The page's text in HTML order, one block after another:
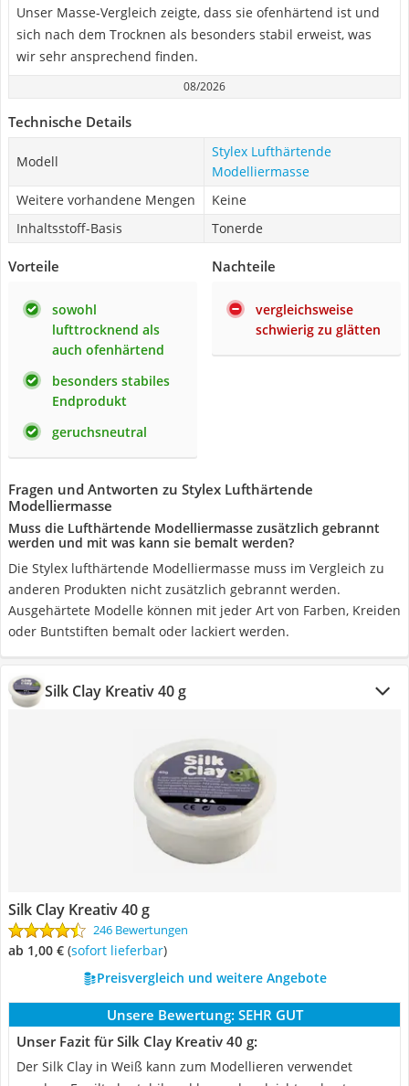
Unser Masse-Vergleich zeigte, dass sie ofenhärtend ist und
sich nach dem Trocknen als besonders stabil erweist, was
wir sehr ansprechend finden.
08/2026
Technische Details
Modell
Stylex Lufthärtende
Modelliermasse
Weitere vorhandene Mengen
Keine
Inhaltsstoff-Basis
Tonerde
Vorteile
sowohl
lufttrocknend als
auch ofenhärtend
besonders stabiles
Endprodukt
geruchsneutral
Nachteile
vergleichsweise
schwierig zu glätten
Fragen und Antworten zu Stylex Lufthärtende
Modelliermasse
Muss die Lufthärtende Modelliermasse zusätzlich gebrannt
werden und mit was kann sie bemalt werden?
Die Stylex lufthärtende Modelliermasse muss im Vergleich zu
anderen Produkten nicht zusätzlich gebrannt werden.
Ausgehärtete Modelle können mit jeder Art von Farben, Kreiden
oder Buntstiften bemalt oder lackiert werden.
Silk Clay Kreativ 40 g
Silk Clay Kreativ 40 g
246 Bewertungen
ab 1,00 € ( Sofort lieferbar)
Preisvergleich und weitere Angebote
Unsere Bewertung: SEHR GUT
Unser Fazit für Silk Clay Kreativ 40 g:
Der Silk Clay in Weiß kann zum Modellieren verwendet